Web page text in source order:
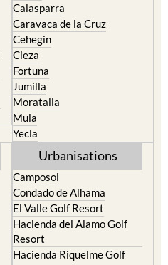
Calasparra
Caravaca de la Cruz
Cehegin
Cieza
Fortuna
Jumilla
Moratalla
Mula
Yecla
Urbanisations
Camposol
Condado de Alhama
El Valle Golf Resort
Hacienda del Alamo Golf
Resort
Hacienda Riquelme Golf